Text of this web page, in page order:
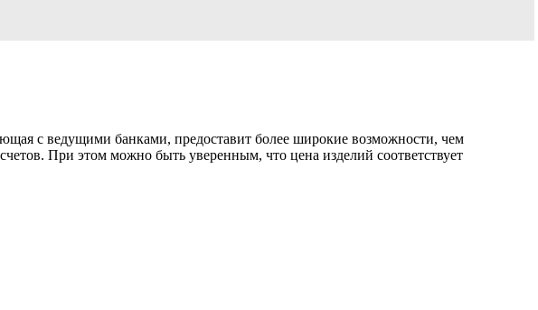
с ведущими банками, предоставит более широкие возможности, чем
При этом можно быть уверенным, что цена изделий соответствует